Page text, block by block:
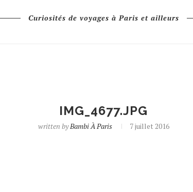
Curiosités de voyages à Paris et ailleurs
IMG_4677.JPG
written byBambi À Paris 7 juillet 2016